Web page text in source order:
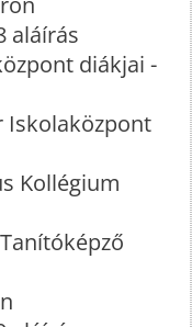
aláírás
diákjai -
Iskolaközpont
Kollégium